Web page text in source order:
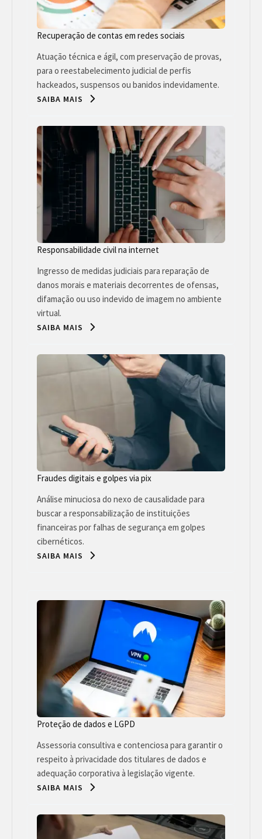
Recuperação de contas em redes sociais
Atuação técnica e ágil, com preservação de provas,
para o reestabelecimento judicial de perfis
hackeados, suspensos ou banidos indevidamente.
SAIBA MAIS
Responsabilidade civil na internet
Ingresso de medidas judiciais para reparação de
danos morais e materiais decorrentes de ofensas,
difamação ou uso indevido de imagem no ambiente
virtual.
SAIBA MAIS
Fraudes digitais e golpes via pix
Análise minuciosa do nexo de causalidade para
buscar a responsabilização de instituições
financeiras por falhas de segurança em golpes
cibernéticos.
SAIBA MAIS
Proteção de dados e LGPD
Assessoria consultiva e contenciosa para garantir o
respeito à privacidade dos titulares de dados e
adequação corporativa à legislação vigente.
SAIBA MAIS